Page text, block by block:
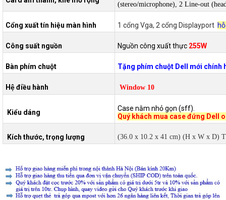
(stereo/microphone), 2 Line-out
Cổng xuất tín hiệu màn hình 1 cổng Vga, 2 cổng Displayport
Công suất nguồn Nguồn công xuất thực 255W
Bàn phím chuột Tặng phím chuột Dell mới chính
Hệ điều hành Window 10
Kiểu dáng
Case nằm nhỏ gọn (sff).
Quý khách mua case đứng Dell
Kích thước, trọng lượng (36.0 x 10.2 x 41 cm) (H x W x D)